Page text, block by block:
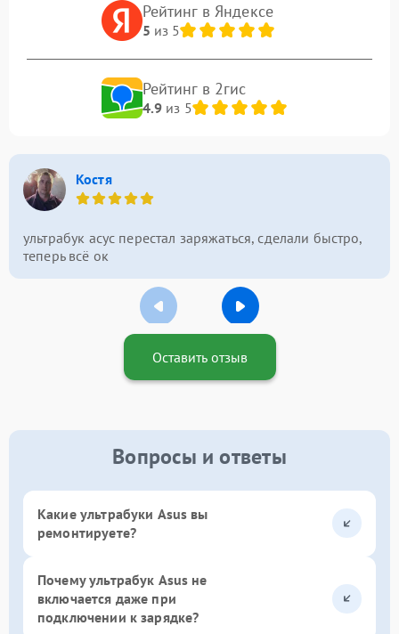
Рейтинг в Яндексе
5 из 5
Рейтинг в 2гис
4.9из 5
Костя
ультрабук асус перестал заряжаться, сделали быстро,
теперь всё ок
Оставить отзыв
Вопросы и ответы
Какие ультрабуки Asus вы
ремонтируете?
Почему ультрабук Asus не
включается даже при
подключении к зарядке?